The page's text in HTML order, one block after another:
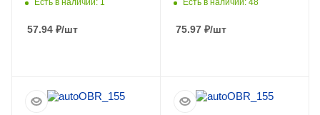
57.94 ₽/шт
ПОДРОБНЕЕ
75.97 ₽/шт
ПОДРОБНЕЕ